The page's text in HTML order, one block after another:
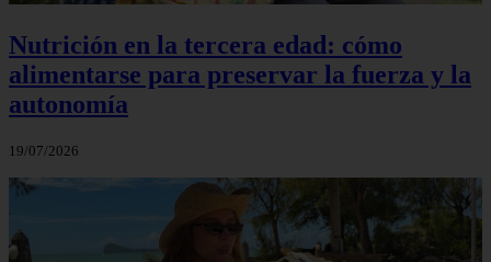
Nutrición en la tercera edad: cómo
alimentarse para preservar la fuerza y la
autonomía
19/07/2026